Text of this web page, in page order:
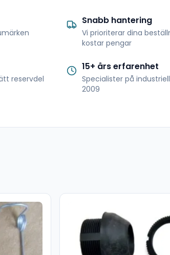
Snabb hantering
Vi prioriterar dina
kostar pengar
reservdel
15+ års erfarenhet
Specialister på
2009